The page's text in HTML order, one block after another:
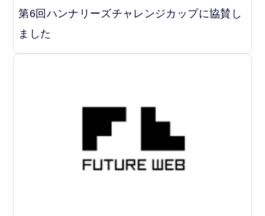
第6回ハンナリーズチャレンジカップに協賛し
ました